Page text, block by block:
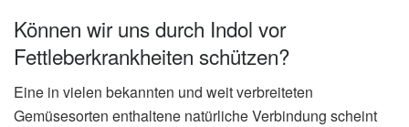
Können wir uns durch Indol vor
Fettleberkrankheiten schützen?
Eine in vielen bekannten und weit verbreiteten
Gemüsesorten enthaltene natürliche Verbindung scheint